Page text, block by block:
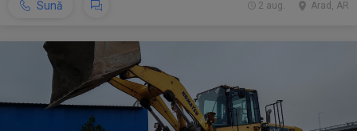
Sună Arad, AR
2 aug.